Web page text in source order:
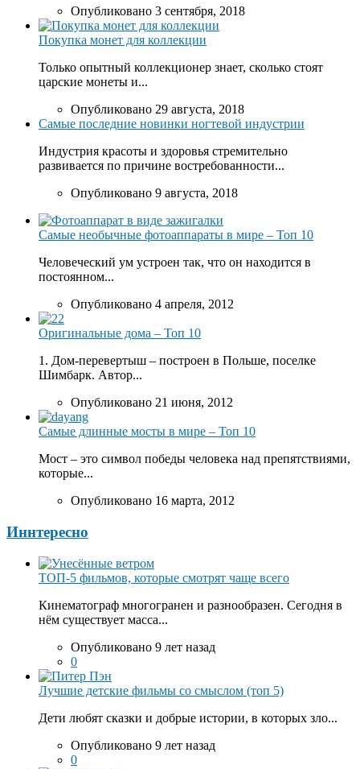
Опубликовано 3 сентября, 2018
Покупка монет для коллекции
Только опытный коллекционер знает, сколько стоят
царские монеты и...
Опубликовано 29 августа, 2018
Самые последние новинки ногтевой индустрии
Индустрия красоты и здоровья стремительно
развивается по причине востребованности...
Опубликовано 9 августа, 2018
Самые необычные фотоаппараты в мире – Топ 10
Человеческий ум устроен так, что он находится в
постоянном...
Опубликовано 4 апреля, 2012
Оригинальные дома – Топ 10
1. Дом-перевертыш – построен в Польше, поселке
Шимбарк. Автор...
Опубликовано 21 июня, 2012
Самые длинные мосты в мире – Топ 10
Мост – это символ победы человека над препятствиями,
которые...
Опубликовано 16 марта, 2012
Иннтересно
ТОП-5 фильмов, которые смотрят чаще всего
Кинематограф многогранен и разнообразен. Сегодня в
нём существует масса...
Опубликовано 9 лет назад
0
Лучшие детские фильмы со смыслом (топ 5)
Дети любят сказки и добрые истории, в которых зло...
Опубликовано 9 лет назад
0